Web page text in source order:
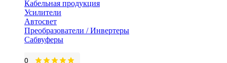
Кабельная продукция
Усилители
Автосвет
Преобразователи / Инвертеры
Сабвуферы